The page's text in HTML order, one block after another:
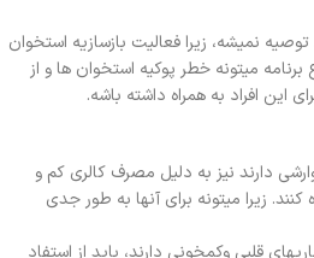
توصیه نمیشه، زیرا فعالیت بازسازیه استخوان
میتونه خطر پوکیه استخوان ها و از
این افراد به همراه داشته باشه.
دارند نیز به دلیل مصرف کالری کم و
کنند. زیرا میتونه برای آنها به طور جدی
قلبی وکمخونی دارند، باید از استفاد